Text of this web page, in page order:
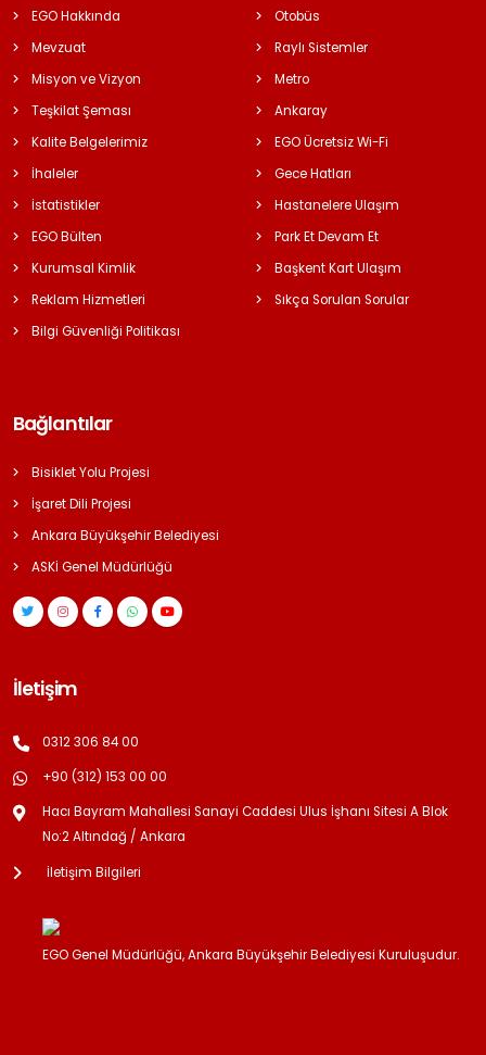
EGO Hakkında
Mevzuat
Misyon ve Vizyon
Teşkilat Şeması
Kalite Belgelerimiz
İhaleler
İstatistikler
EGO Bülten
Kurumsal Kimlik
Reklam Hizmetleri
Bilgi Güvenliği Politikası
Otobüs
Raylı Sistemler
Metro
Ankaray
EGO Ücretsiz Wi-Fi
Gece Hatları
Hastanelere Ulaşım
Park Et Devam Et
Başkent Kart Ulaşım
Sıkça Sorulan Sorular
Bağlantılar
Bisiklet Yolu Projesi
İşaret Dili Projesi
Ankara Büyükşehir Belediyesi
ASKİ Genel Müdürlüğü
İletişim
0312 306 84 00
+90 (312) 153 00 00
Hacı Bayram Mahallesi Sanayi Caddesi Ulus İşhanı Sitesi A Blok
No:2 Altındağ / Ankara
İletişim Bilgileri
EGO Genel Müdürlüğü, Ankara Büyükşehir Belediyesi Kuruluşudur.